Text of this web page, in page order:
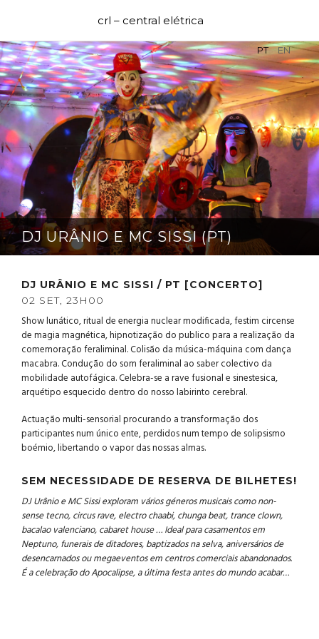
crl – central elétrica
PT EN
DJ URÂNIO E MC SISSI (PT)
DJ URÂNIO E MC SISSI / PT [CONCERTO]
02 SET, 23H00
Show lunático, ritual de energia nuclear modificada, festim circense
de magia magnética, hipnotização do publico para a realização da
comemoração feraliminal. Colisão da música-máquina com dança
macabra. Condução do som feraliminal ao saber colectivo da
mobilidade autofágica. Celebra-se a rave fusional e sinestesica,
arquétipo esquecido dentro do nosso labirinto cerebral.
Actuação multi-sensorial procurando a transformação dos
participantes num único ente, perdidos num tempo de solipsismo
boémio, libertando o vapor das nossas almas.
SEM NECESSIDADE DE RESERVA DE BILHETES!
DJ Urânio e MC Sissiexploram vários géneros musicais como non-
sense tecno, circus rave, electro chaabi, chunga beat, trance clown,
bacalao valenciano, cabaret house … Ideal para casamentos em
Neptuno, funerais de ditadores, baptizados na selva, aniversários de
desencarnados ou megaeventos em centros comerciais abandonados.
É a celebração do Apocalipse, a última festa antes do mundo acabar…